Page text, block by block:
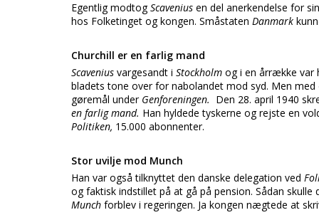
Egentlig modtogScavenius en del anerkendelse for
hos Folketinget og kongen. Småstaten Danmark
Churchill er en farlig mand
Scavenius vargesandt i Stockholm og i en årrække
bladets tone over for nabolandet mod syd. Men
gøremål under Genforeningen. Den 28. april 1940
en farlig mand. Han hyldede tyskerne og rejste en
Politiken, 15.000 abonnenter.
Stor uvilje mod Munch
Han var også tilknyttet den danske delegation ved
og faktisk indstillet på at gå på pension. Sådan skulle
Munch forblev i regeringen. Ja kongen nægtede at